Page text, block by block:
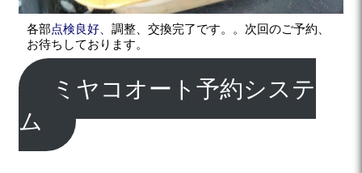
各部点検良好、調整、交換完了です。。次回のご予約、
お待ちしております。
ミヤコオート予約システ
ム